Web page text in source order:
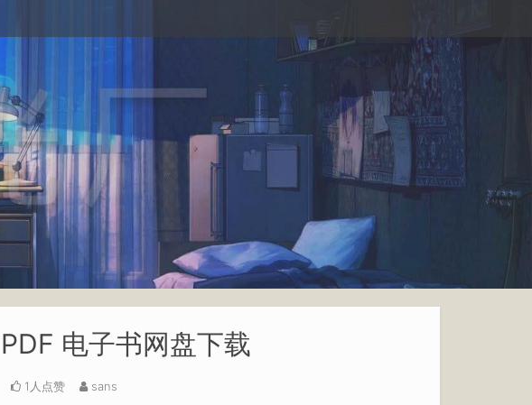
电子书网盘下载
1人点赞 sans